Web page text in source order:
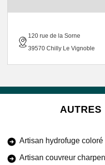
120 rue de la Sorne
39570 Chilly Le Vignoble
AUTRES
Artisan hydrofuge
Artisan couvreur